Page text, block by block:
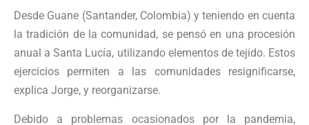
Desde Guane (Santander, Colombia) y teniendo en cuenta
la tradición de la comunidad, se pensó en una procesión
anual a Santa Lucía, utilizando elementos de tejido. Estos
ejercicios permiten a las comunidades resignificarse,
explica Jorge, y reorganizarse.
Debido a problemas ocasionados por la pandemia,